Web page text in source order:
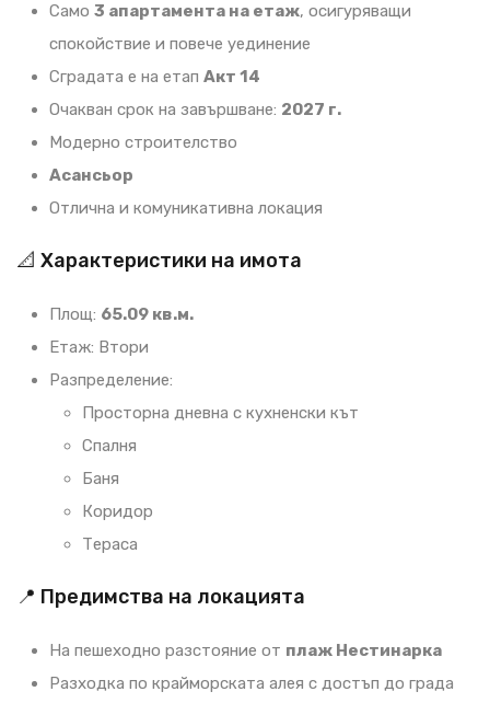
Само 3 апартамента на етаж, осигуряващи
спокойствие и повече уединение
Сградата е на етап Акт 14
Очакван срок на завършване: 2027 г.
Модерно строителство
Асансьор
Отлична и комуникативна локация
📐 Характеристики на имота
Площ: 65.09 кв.м.
Етаж: Втори
Разпределение:
Просторна дневна с кухненски кът
Спалня
Баня
Коридор
Тераса
📍 Предимства на локацията
На пешеходно разстояние от плаж Нестинарка
Разходка по крайморската алея с достъп до града